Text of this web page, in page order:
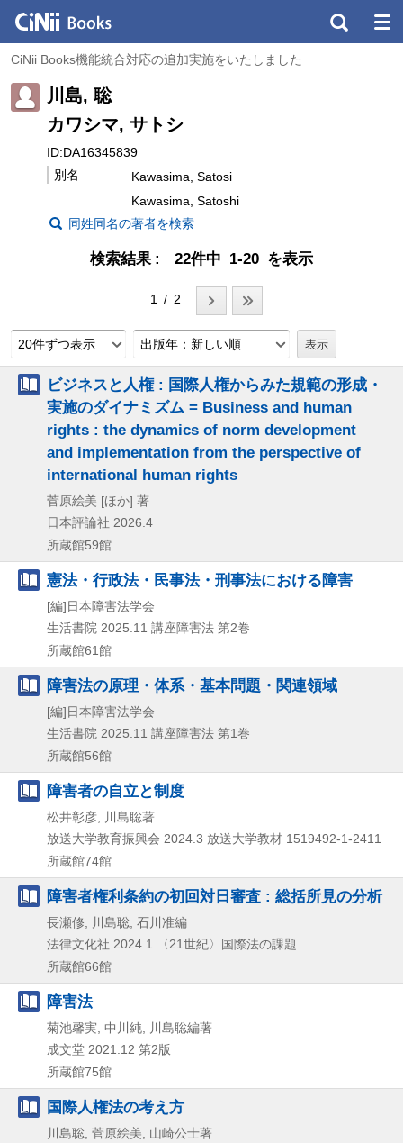
CiNii Books機能統合対応の追加実施をいたしました
川島, 聡
カワシマ, サトシ
ID:DA16345839
別名
Kawasima, Satosi
Kawasima, Satoshi
同姓同名の著者を検索
検索結果 22件中 1-20 を表示
1 / 2
20件ずつ表示 出版年：新しい順
ビジネスと人権 : 国際人権からみた規範の形成・
実施のダイナミズム = Business and human
rights : the dynamics of norm development
and implementation from the perspective of
international human rights
菅原絵美 [ほか] 著
日本評論社 2026.4
所蔵館59館
憲法・行政法・民事法・刑事法における障害
[編]日本障害法学会
生活書院 2025.11 講座障害法 第2巻
所蔵館61館
障害法の原理・体系・基本問題・関連領域
[編]日本障害法学会
生活書院 2025.11 講座障害法 第1巻
所蔵館56館
障害者の自立と制度
松井彰彦, 川島聡著
放送大学教育振興会 2024.3 放送大学教材 1519492-1-2411
所蔵館74館
障害者権利条約の初回対日審査 : 総括所見の分析
長瀬修, 川島聡, 石川准編
法律文化社 2024.1
〈21世紀〉国際法の課題
所蔵館66館
障害法
菊池馨実, 中川純, 川島聡編著
成文堂 2021.12 第2版
所蔵館75館
国際人権法の考え方
川島聡, 菅原絵美, 山崎公士著